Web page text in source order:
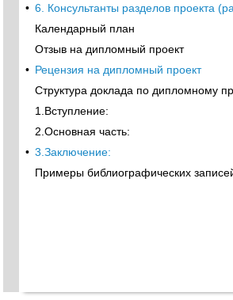
• 6. Консультанты разделов проекта
Календарный план
Отзыв на дипломный проект
• Рецензия на дипломный проект
Структура доклада по дипломному
1.Вступление:
2.Основная часть:
• 3.Заключение:
Примеры библиографических